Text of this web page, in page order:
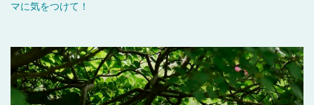
マに気をつけて！